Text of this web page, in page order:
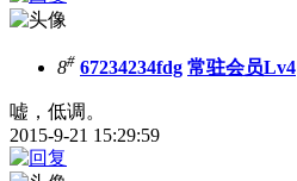
8# 67234234fdg 常驻会员Lv4
嘘，低调。
2015-9-21 15:29:59